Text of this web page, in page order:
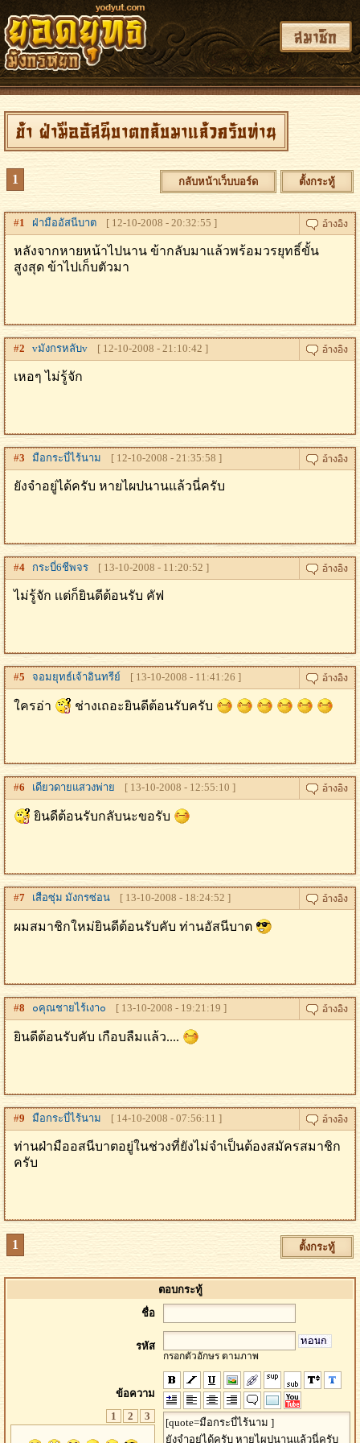
สมาชิก
ข้า ฝ่ามืออัสนีบาตกลับมาแล้วครับท่าน
1 กลับหน้าเว็บบอร์ด ตั้งกระทู้
#1 ฝ่ามืออัสนีบาต [ 12-10-2008 - 20:32:55 ]
หลังจากหายหน้าไปนาน ข้ากลับมาแล้วพร้อมวรยุทธิ์ขั้น
สูงสุด ข้าไปเก็บตัวมา
#2 vมังกรหลับv [ 12-10-2008 - 21:10:42 ]
เหอๆ ไม่รู้จัก
#3 มือกระบี่ไร้นาม [ 12-10-2008 - 21:35:58 ]
ยังจำอยู่ได้ครับ หายไผปนานแล้วนี่ครับ
#4 กระบี่6ชีพจร [ 13-10-2008 - 11:20:52 ]
ไม่รู้จัก เเต่ก็ยินดีต้อนรับ คัฟ
#5 จอมยุทธ์เจ้าอินทรีย์ [ 13-10-2008 - 11:41:26 ]
ใครอ่า ช่างเถอะยินดีต้อนรับครับ
#6 เดียวดายแสวงพ่าย [ 13-10-2008 - 12:55:10 ]
ยินดีต้อนรับกลับนะขอรับ
#7 เสือซุ่ม มังกรซ่อน [ 13-10-2008 - 18:24:52 ]
ผมสมาชิกใหม่ยินดีต้อนรับคับ ท่านอัสนีบาต
#8 ๐คุณชายไร้เงา๐ [ 13-10-2008 - 19:21:19 ]
ยินดีต้อนรับคับ เกือบลืมแล้ว....
#9 มือกระบี่ไร้นาม [ 14-10-2008 - 07:56:11 ]
ท่านฝ่ามืออสนีบาตอยู่ในช่วงที่ยังไม่จำเป็นต้องสมัครสมาชิก
ครับ
1 ตั้งกระทู้
ตอบกระทู้
ชื่อ
รหัส
กรอกตัวอักษร ตามภาพ
ข้อความ
1
2 3